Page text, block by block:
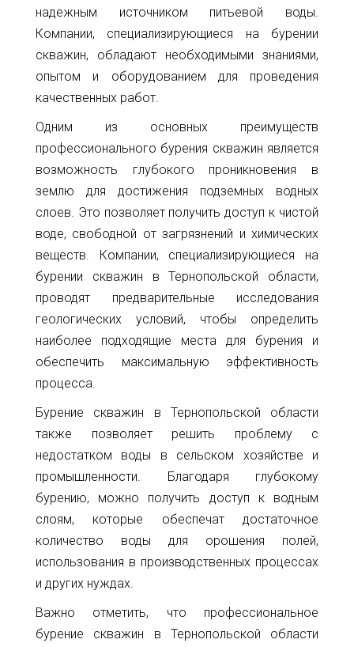
надежным источником питьевой воды.
Компании, специализирующиеся на бурении
скважин, обладают необходимыми знаниями,
опытом и оборудованием для проведения
качественных работ.
Одним из основных преимуществ
профессионального бурения скважин является
возможность глубокого проникновения в
землю для достижения подземных водных
слоев. Это позволяет получить доступ к чистой
воде, свободной от загрязнений и химических
веществ. Компании, специализирующиеся на
бурении скважин в Тернопольской области,
проводят предварительные исследования
геологических условий, чтобы определить
наиболее подходящие места для бурения и
обеспечить максимальную эффективность
процесса.
Бурение скважин в Тернопольской области
также позволяет решить проблему с
недостатком воды в сельском хозяйстве и
промышленности. Благодаря глубокому
бурению, можно получить доступ к водным
слоям, которые обеспечат достаточное
количество воды для орошения полей,
использования в производственных процессах
и других нуждах.
Важно отметить, что профессиональное
бурение скважин в Тернопольской области